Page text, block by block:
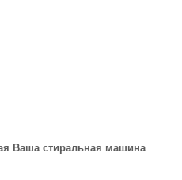
Ваша стиральная машина